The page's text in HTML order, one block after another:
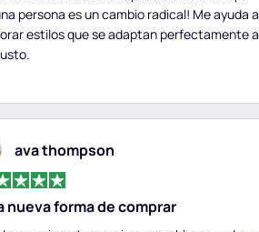
persona es un cambio radical! Me ayuda a
estilos que se adaptan perfectamente a
ava thompson
nueva forma de comprar